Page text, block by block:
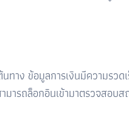
าง ข้อมูลการเงินมีความร
ถล็อกอินเข้ามาตรวจสอบ